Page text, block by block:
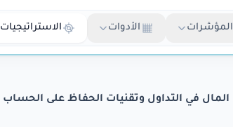
المؤشرات الأدوات الاستراتيجيات
في التداول وتقنيات الحفاظ على الحساب